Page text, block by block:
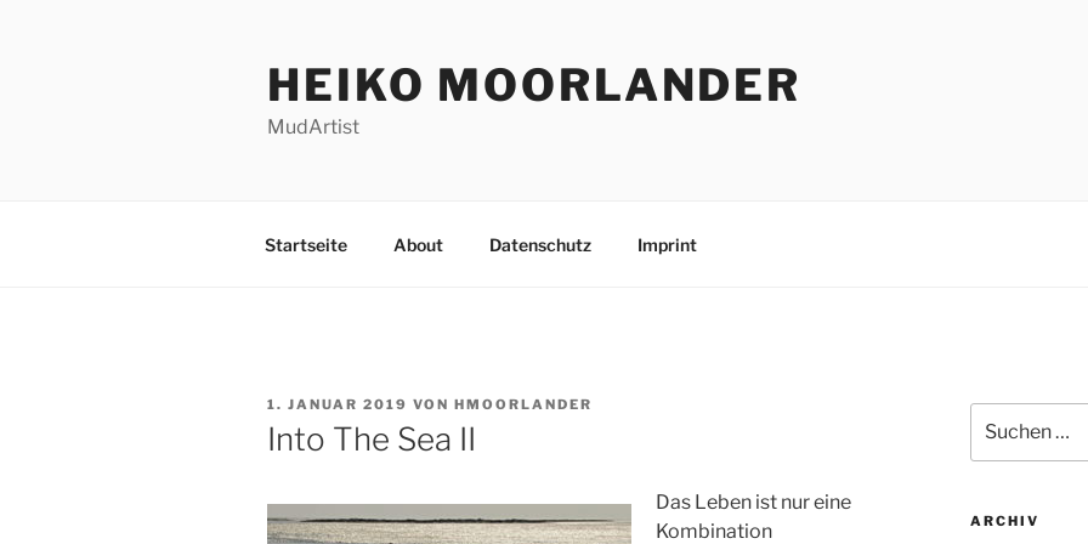
HEIKO MOORLANDER
MudArtist
Startseite About Datenschutz Imprint
VERÖFFENTLICHT
AM
1. JANUAR 2019 VON HMOORLANDER
Into The Sea II
Das Leben ist nur eine
Kombination
nach:
ARCHIV